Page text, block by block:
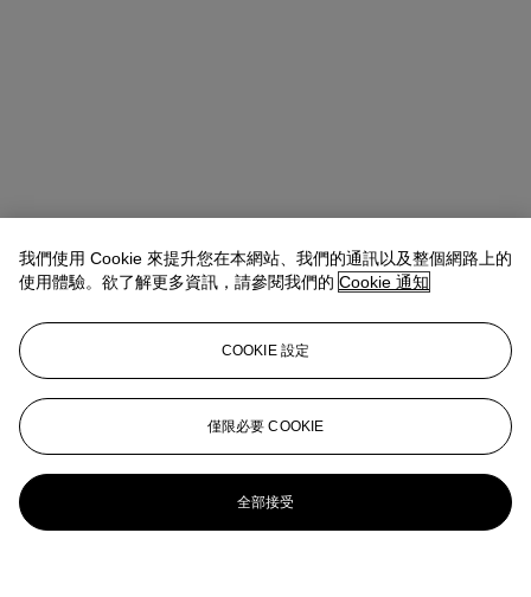
我們使用 Cookie 來提升您在本網站、我們的通訊以及整個網路上的
使用體驗。欲了解更多資訊，請參閱我們的 Cookie 通知
COOKIE 設定
僅限必要 COOKIE
全部接受